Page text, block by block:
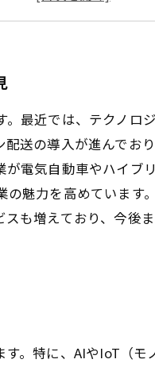
力を再確認！実際の
最近では、テクノロ
送の導入が進んでお
電気自動車やハイブ
魅力を高めていま
も増えており、今後
。特に、AIやIoT（